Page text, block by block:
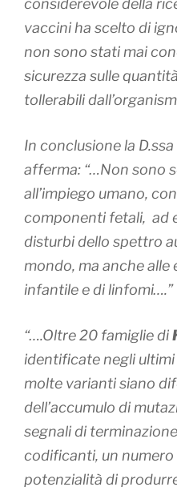
considerevole della
vaccini ha scelto di
non sono stati mai
sicurezza sulle
tollerabili
In conclusione la
afferma: “…Non sono
all’impiego umano,
componenti fetali, ad
disturbi dello spettro
mondo, ma anche alle
infantile e di linfomi….”
“….Oltre 20 famiglie di
identificate negli
molte varianti siano
dell’accumulo di
segnali di
codificanti, un
potenzialità di